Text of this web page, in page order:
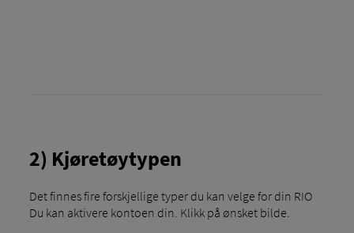
2) Kjøretøytypen
Det finnes fire forskjellige typer du kan velge for din RIO
Du kan aktivere kontoen din. Klikk på ønsket bilde.